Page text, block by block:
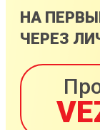
НА
ЧЕРЕЗ